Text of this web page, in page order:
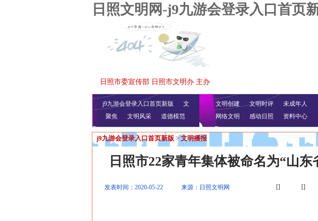
日照文明网-j9九游会登录入口首页
日照市委宣传部 日照市文明办 主办
j9九游会登录入口首页新版
文
明播报
公益视频
聚焦 文明风采 道德模范
文明创建 文明时评
未成年人
网络文明
感动日照 资料中心
j9九游会登录入口首页新版 > 文明播报
日照市22家青年集体被命名为“山东
发表时间：2020-05-22 来源：日照文明网 [] []